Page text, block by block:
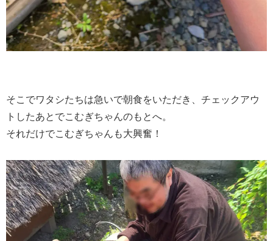
そこでワタシたちは急いで朝食をいただき、チェックアウ
トしたあとでこむぎちゃんのもとへ。
それだけでこむぎちゃんも大興奮！